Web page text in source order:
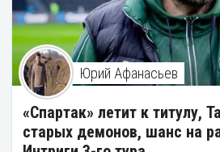
Юрий Афанасьев
«Спартак» летит к титулу,
старых демонов, шанс на